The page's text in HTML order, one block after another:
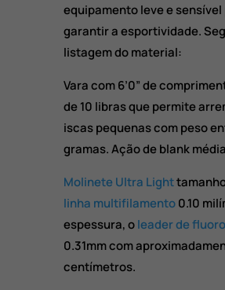
equipamento leve e sensível
garantir a esportividade.
listagem do material:
Vara com 6’0” de
de 10 libras que permite
iscas pequenas com peso
gramas. Ação de blank
Molinete Ultra Light
linha multifilamento0.10
espessura, oleader de
0.31mm com
centímetros.